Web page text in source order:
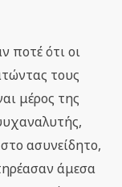
ποτέ ότι οι
τους
μέρος της
ασυνείδητο,
άμεσα